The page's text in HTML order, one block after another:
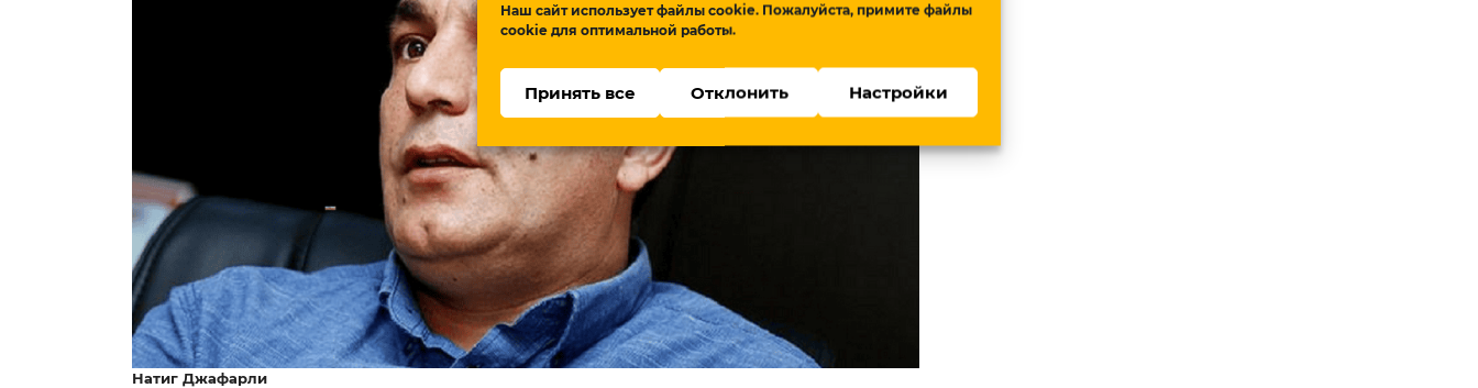
Наш сайт использует файлы cookie. Пожалуйста, примите файлы
cookie для оптимальной работы.
Принять все Отклонить Настройки
Натиг Джафарли